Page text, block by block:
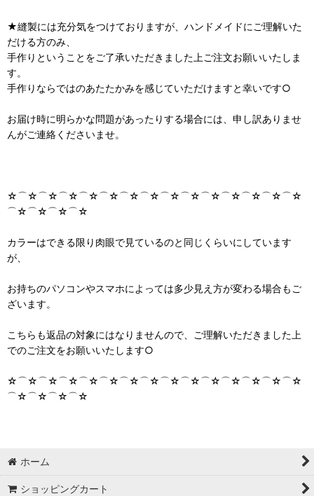
★縫製には充分気をつけておりますが、ハンドメイドにご理解いた
だける方のみ、
手作りということをご了承いただきました上ご注文お願いいたしま
す。
手作りならではのあたたかみを感じていただけますと幸いです○
お届け時に明らかな問題があったりする場合には、申し訳ありませ
んがご連絡くださいませ。
☆⌒☆⌒☆⌒☆⌒☆⌒☆⌒☆⌒☆⌒☆⌒☆⌒☆⌒☆⌒☆⌒☆⌒☆
⌒☆⌒☆⌒☆⌒☆
カラーはできる限り肉眼で見ているのと同じくらいにしています
が、
お持ちのパソコンやスマホによっては多少見え方が変わる場合もご
ざいます。
こちらも返品の対象にはなりませんので、ご理解いただきました上
でのご注文をお願いいたします○
☆⌒☆⌒☆⌒☆⌒☆⌒☆⌒☆⌒☆⌒☆⌒☆⌒☆⌒☆⌒☆⌒☆⌒☆
⌒☆⌒☆⌒☆⌒☆
ホーム
ショッピングカート